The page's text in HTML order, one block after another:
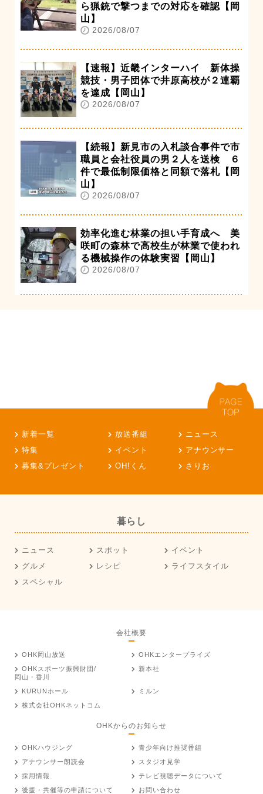
ら猟銃で撃つまでの対応を確認【岡
山】
2026/08/07
【速報】近畿インターハイ 新体操
競技・男子団体で井原高校が２連覇
を達成【岡山】
2026/08/07
【続報】新見市の入札談合事件で市
職員と会社役員の男２人を送検 ６
件で最低制限価格と同額で落札【岡
山】
2026/08/07
効率化進む林業の担い手育成へ 美
咲町の森林で高校生が林業で使われ
る機械操作の体験実習【岡山】
2026/08/07
新着一覧 放送番組
ニュース
特集
イベント
アナウンサー
募集&プレゼント
OH!くん さりお
暮らし
ニュース スポット
イベント
グルメ
レシピ
ライフスタイル
スペシャル
会社概要
OHK岡山放送
OHKエンタープライズ
OHKスポーツ振興財団/
岡山・香川
新本社
KURUNホール
ミルン
株式会社OHKネットコム
OHKからのお知らせ
OHKハウジング
青少年向け推奨番組
アナウンサー朗読会
スタジオ見学
採用情報
テレビ視聴データについて
後援・共催等の申請について
お問い合わせ